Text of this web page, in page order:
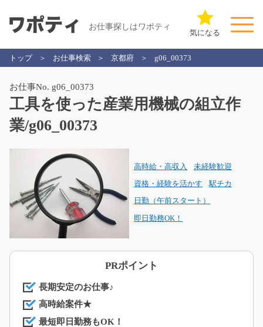
お仕事探しはワポティ
気になる
トップ お仕事検索 京都府 g06_00373
お仕事No. g06_00373
工具を使った産業用機械の組立作
業/g06_00373
高時給・高収入 未経験歓迎
資格・経験を活かす 駅チカ
日勤（午前スタート）
即日勤務OK！
PRポイント
長期安定のお仕事♪
高時給案件★
最短即日勤務もOK！